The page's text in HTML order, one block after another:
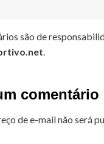
são de
.
comentário
de e-mail não será